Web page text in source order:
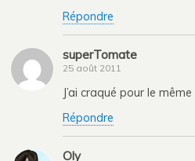
Répondre
superTomate
25 août 2011
J’ai craqué pour le même
Répondre
Oly